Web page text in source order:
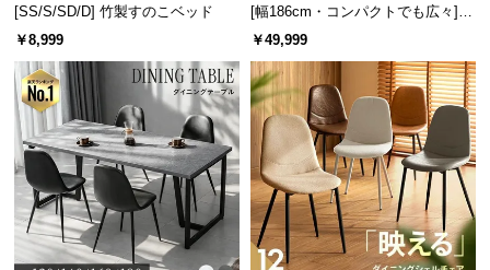
[SS/S/SD/D] 竹製すのこベッド
￥8,999
[幅186cm・コンパクトでも広々] 3
人掛けソファベッド リクライニン
￥49,999